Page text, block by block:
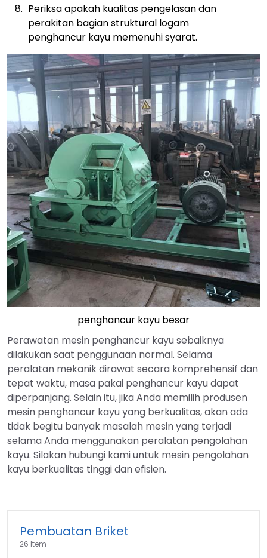
Periksa apakah kualitas pengelasan dan
perakitan bagian struktural logam
penghancur kayu memenuhi syarat.
penghancur kayu besar
Perawatan mesin penghancur kayu sebaiknya
dilakukan saat penggunaan normal. Selama
peralatan mekanik dirawat secara komprehensif dan
tepat waktu, masa pakai penghancur kayu dapat
diperpanjang. Selain itu, jika Anda memilih produsen
mesin penghancur kayu yang berkualitas, akan ada
tidak begitu banyak masalah mesin yang terjadi
selama Anda menggunakan peralatan pengolahan
kayu. Silakan hubungi kami untuk mesin pengolahan
kayu berkualitas tinggi dan efisien.
Pembuatan Briket
26 Item